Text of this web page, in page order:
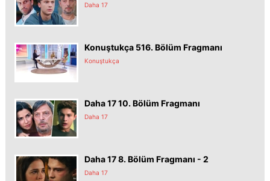
Daha 17
Konuştukça 516. Bölüm Fragmanı
Konuştukça
Daha 17 10. Bölüm Fragmanı
Daha 17
Daha 17 8. Bölüm Fragmanı - 2
Daha 17